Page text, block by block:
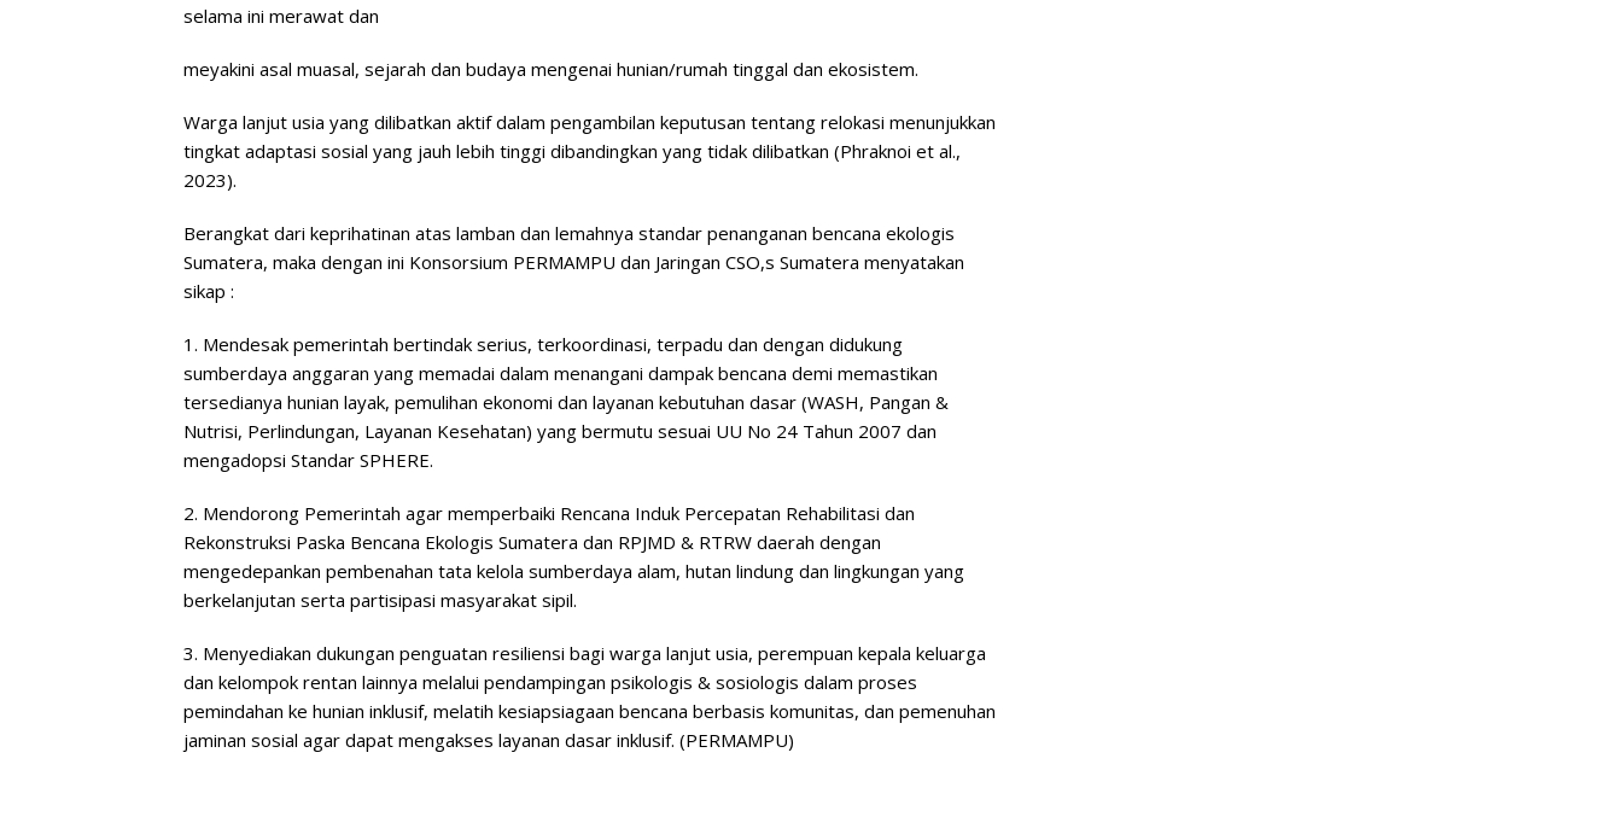
selama ini merawat dan
meyakini asal muasal, sejarah dan budaya mengenai hunian/rumah tinggal dan ekosistem.
Warga lanjut usia yang dilibatkan aktif dalam pengambilan keputusan tentang relokasi menunjukkan
tingkat adaptasi sosial yang jauh lebih tinggi dibandingkan yang tidak dilibatkan (Phraknoi et al.,
2023).
Berangkat dari keprihatinan atas lamban dan lemahnya standar penanganan bencana ekologis
Sumatera, maka dengan ini Konsorsium PERMAMPU dan Jaringan CSO,s Sumatera menyatakan
sikap :
1. Mendesak pemerintah bertindak serius, terkoordinasi, terpadu dan dengan didukung
sumberdaya anggaran yang memadai dalam menangani dampak bencana demi memastikan
tersedianya hunian layak, pemulihan ekonomi dan layanan kebutuhan dasar (WASH, Pangan &
Nutrisi, Perlindungan, Layanan Kesehatan) yang bermutu sesuai UU No 24 Tahun 2007 dan
mengadopsi Standar SPHERE.
2. Mendorong Pemerintah agar memperbaiki Rencana Induk Percepatan Rehabilitasi dan
Rekonstruksi Paska Bencana Ekologis Sumatera dan RPJMD & RTRW daerah dengan
mengedepankan pembenahan tata kelola sumberdaya alam, hutan lindung dan lingkungan yang
berkelanjutan serta partisipasi masyarakat sipil.
3. Menyediakan dukungan penguatan resiliensi bagi warga lanjut usia, perempuan kepala keluarga
dan kelompok rentan lainnya melalui pendampingan psikologis & sosiologis dalam proses
pemindahan ke hunian inklusif, melatih kesiapsiagaan bencana berbasis komunitas, dan pemenuhan
jaminan sosial agar dapat mengakses layanan dasar inklusif. (PERMAMPU)